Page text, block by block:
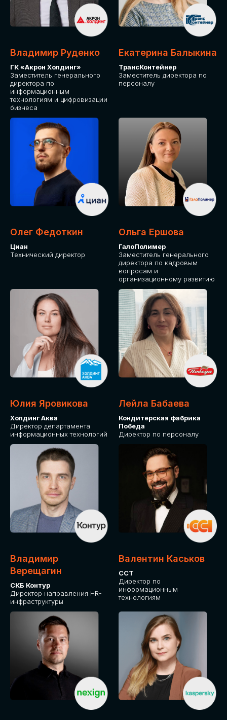
Владимир Руденко
ГК «Акрон Холдинг»
Заместитель генерального
директора по
информационным
технологиям и цифровизации
бизнеса
Екатерина Балыкина
ТрансКонтейнер
Заместитель директора по
персоналу
Олег Федоткин
Циан
Технический директор
Ольга Ершова
ГалоПолимер
Заместитель генерального
директора по кадровым
вопросам и
организационному развитию
Юлия Яровикова
Холдинг Аква
Директор департамента
информационных технологий
Лейла Бабаева
Кондитерская фабрика
Победа
Директор по персоналу
Владимир
Верещагин
СКБ Контур
Директор направления HR-
инфраструктуры
Валентин Каськов
ССТ
Директор по
информационным
технологиям
ДЛЯ ОПЛАТЫ БИЛЕТОВ